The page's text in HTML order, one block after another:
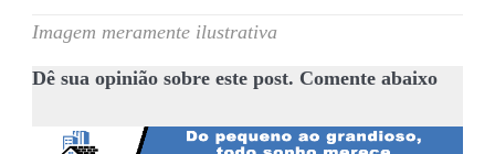
Imagem meramente ilustrativa
Dê sua opinião sobre este post. Comente abaixo